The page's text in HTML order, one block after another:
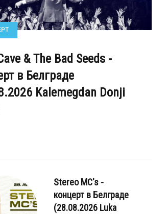
& The Bad Seeds -
в Белграде
Kalemegdan Donji
Stereo MC's -
концерт в Белграде
(28.08.2026 Luka